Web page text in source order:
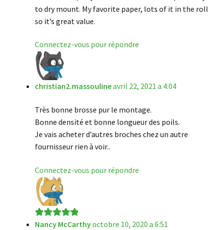
to dry mount. My favorite paper, lots of it in the roll
so it’s great value.
Connectez-vous pour répondre
christian2.massoulineavril 22, 2021 a 4:04
Très bonne brosse pur le montage.
Bonne densité et bonne longueur des poils.
Je vais acheter d’autres broches chez un autre
fournisseur rien à voir..
Connectez-vous pour répondre
Note5sur 5
Nancy McCarthyoctobre 10, 2020 a 6:51